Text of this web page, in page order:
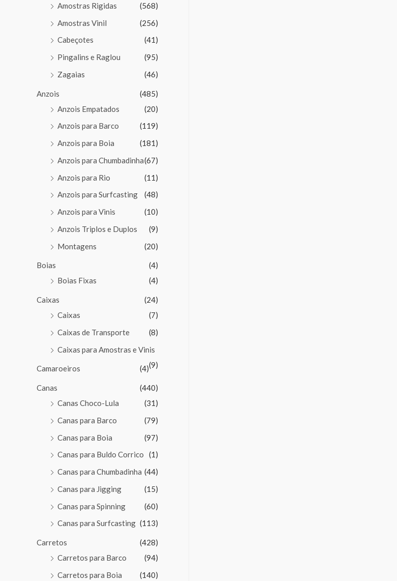
Amostras Rigidas
(568)
Amostras Vinil
(256)
Cabeçotes
(41)
Pingalins e Raglou
(95)
Zagaias
(46)
Anzois
(485)
Anzois Empatados
(20)
Anzois para Barco
(119)
Anzois para Boia
(181)
Anzois para Chumbadinha(67)
Anzois para Rio
(11)
Anzois para Surfcasting
(48)
Anzois para Vinis
(10)
Anzois Triplos e Duplos
(9)
Montagens
(20)
Boias
(4)
Boias Fixas
(4)
Caixas
(24)
Caixas
(7)
Caixas de Transporte
(8)
Caixas para Amostras e Vinis
(9)
Camaroeiros (4)
Canas
(440)
Canas Choco-Lula
(31)
Canas para Barco
(79)
Canas para Boia
(97)
Canas para Buldo Corrico
(1)
Canas para Chumbadinha (44)
Canas para Jigging
(15)
Canas para Spinning
(60)
Canas para Surfcasting (113)
Carretos
(428)
Carretos para Barco
(94)
Carretos para Boia
(140)